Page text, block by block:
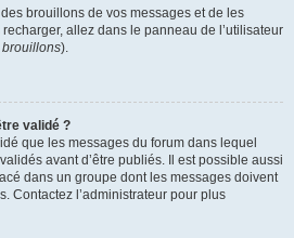
brouillons de vos messages et de les
allez dans le panneau de l’utilisateur
brouillons).
validé ?
que les messages du forum dans lequel
avant d’être publiés. Il est possible aussi
dans un groupe dont les messages doivent
Contactez l’administrateur pour plus